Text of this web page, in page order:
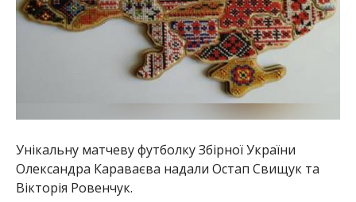
Унікальну матчеву футболку Збірної України
Олександра Караваєва надали Остап Свищук та
Вікторія Ровенчук.